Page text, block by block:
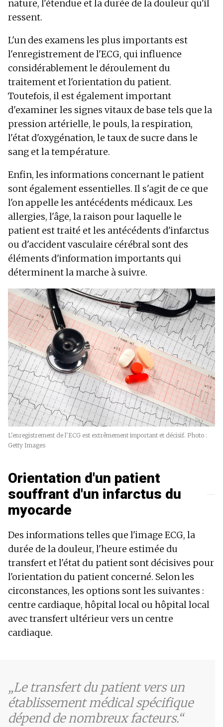
nature, l'étendue et la durée de la douleur qu'il
ressent.
L'un des examens les plus importants est
l'enregistrement de l'ECG, qui influence
considérablement le déroulement du
traitement et l'orientation du patient.
Toutefois, il est également important
d'examiner les signes vitaux de base tels que la
pression artérielle, le pouls, la respiration,
l'état d'oxygénation, le taux de sucre dans le
sang et la température.
Enfin, les informations concernant le patient
sont également essentielles. Il s'agit de ce que
l'on appelle les antécédents médicaux. Les
allergies, l'âge, la raison pour laquelle le
patient est traité et les antécédents d'infarctus
ou d'accident vasculaire cérébral sont des
éléments d'information importants qui
déterminent la marche à suivre.
L'enregistrement de l'ECG est extrêmement important et décisif. Photo :
Getty Images
Orientation d'un patient
souffrant d'un infarctus du
myocarde
Des informations telles que l'image ECG, la
durée de la douleur, l'heure estimée du
transfert et l'état du patient sont décisives pour
l'orientation du patient concerné. Selon les
circonstances, les options sont les suivantes :
centre cardiaque, hôpital local ou hôpital local
avec transfert ultérieur vers un centre
cardiaque.
Le transfert du patient vers un
établissement médical spécifique
dépend de nombreux facteurs.